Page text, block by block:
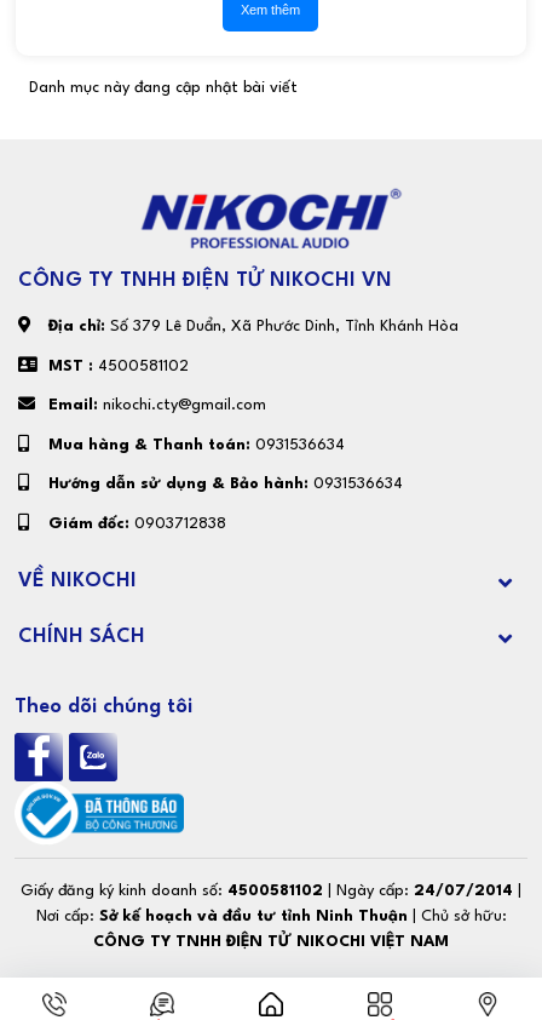
Xem thêm
Danh mục này đang cập nhật bài viết
CÔNG TY TNHH ĐIỆN TỬ NIKOCHI VN
Địa chỉ: Số 379 Lê Duẩn, Xã Phước Dinh, Tỉnh Khánh Hòa
MST : 4500581102
Email: nikochi.cty@gmail.com
Mua hàng & Thanh toán: 0931536634
Hướng dẫn sử dụng & Bảo hành: 0931536634
Giám đốc: 0903712838
VỀ NIKOCHI
CHÍNH SÁCH
Theo dõi chúng tôi
Giấy đăng ký kinh doanh số: 4500581102 | Ngày cấp: 24/07/2014
Nơi cấp: Sở kế hoạch và đầu tư tỉnh Ninh Thuận | Chủ sở hữu:
CÔNG TY TNHH ĐIỆN TỬ NIKOCHI VIỆT NAM